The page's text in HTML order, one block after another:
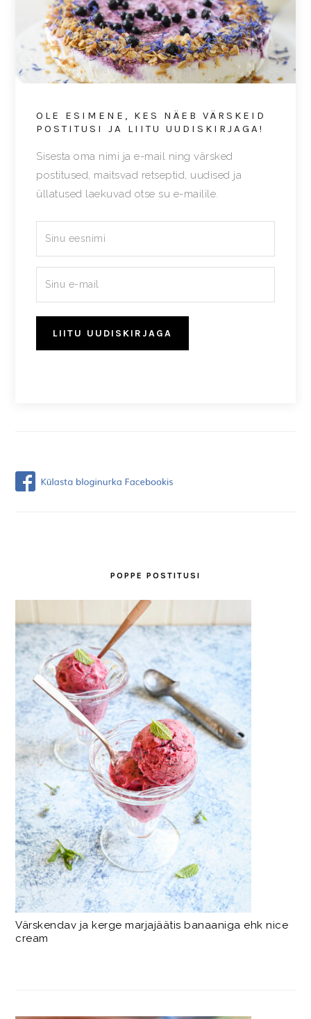
OLE ESIMENE, KES NÄEB VÄRSKEID
POSTITUSI JA LIITU UUDISKIRJAGA!
Sisesta oma nimi ja e-mail ning värsked
postitused, maitsvad retseptid, uudised ja
üllatused laekuvad otse su e-mailile.
LIITU UUDISKIRJAGA
POPPE POSTITUSI
Värskendav ja kerge marjajäätis banaaniga ehk nice
cream